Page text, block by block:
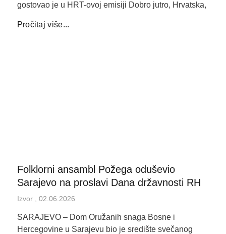
gostovao je u HRT-ovoj emisiji Dobro jutro, Hrvatska,
Pročitaj više...
Folklorni ansambl Požega oduševio
Sarajevo na proslavi Dana državnosti RH
Izvor 02.06.2026
SARAJEVO – Dom Oružanih snaga Bosne i
Hercegovine u Sarajevu bio je središte svečanog